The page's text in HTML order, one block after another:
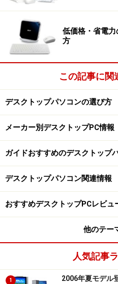
低価格・省電
方
この記事に関
デスクトップパソコンの選び方
メーカー別デスクトップPC情報
ガイドおすすめのデスクトップ
デスクトップパソコン関連情報
おすすめデスクトップPCレビュ
他のテー
人気記事
1 2006年夏モデル